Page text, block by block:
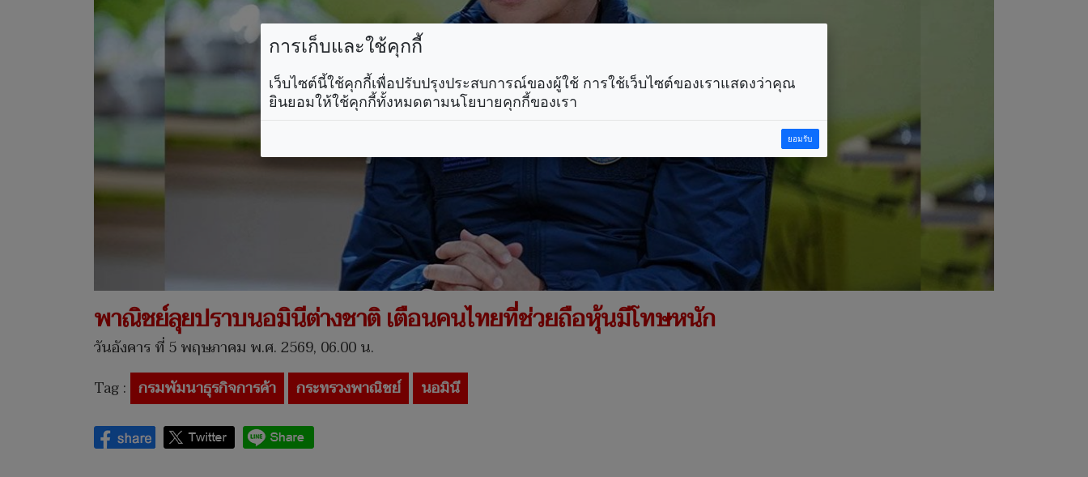
พาณิชย์ลุยปราบนอมินีต่างชาติ เตือนคนไทยที่ช่วยถือหุ้นมีโทษหนัก
วันอังคาร ที่ 5 พฤษภาคม พ.ศ. 2569, 06.00 น.
Tag : กรมพัมนาธุรกิจการค้า กระทรวงพาณิชย์ นอมินี
การเก็บและใช้คุกกี้
เว็บไซต์นี้ใช้คุกกี้เพื่อปรับปรุงประสบการณ์ของผู้ใช้ การใช้เว็บไซต์ของเราแสดงว่าคุณ
ยินยอมให้ใช้คุกกี้ทั้งหมดตามนโยบายคุกกี้ของเรา
ยอมรับ